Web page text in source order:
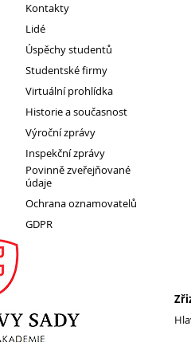
veletrh FIF
firma
Kontakty
Lidé
Úspěchy studentů
Studentské firmy
Virtuální prohlídka
Historie a současnost
Výroční zprávy
Inspekční zprávy
Povinně zveřejňované
údaje
Ochrana oznamovatelů
GDPR